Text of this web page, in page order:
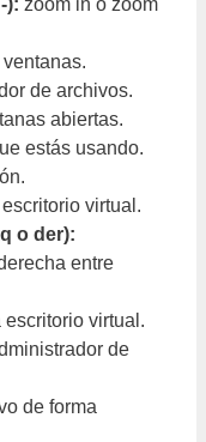
): zoom in o zoom
de archivos.
abiertas.
estás usando.
virtual.
o der):
entre
escritorio virtual.
de
de forma